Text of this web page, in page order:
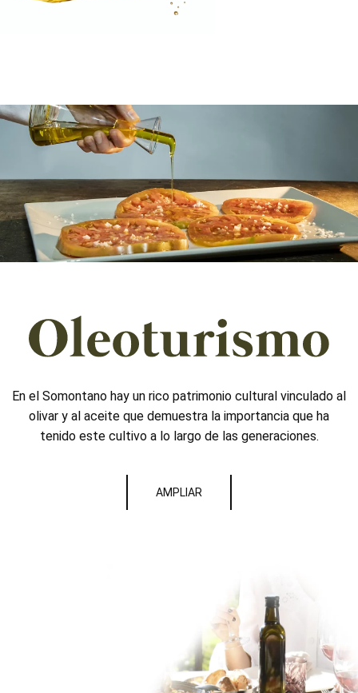
En el Somontano hay un rico patrimonio cultural vinculado al
olivar y al aceite que demuestra la importancia que ha
tenido este cultivo a lo largo de las generaciones.
AMPLIAR